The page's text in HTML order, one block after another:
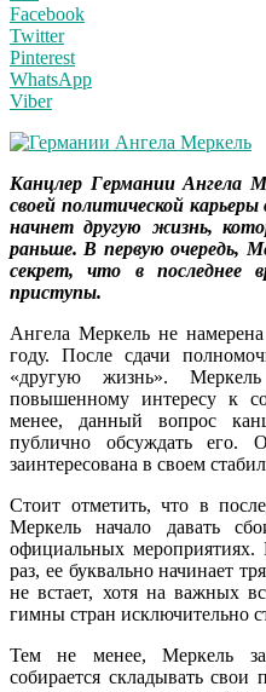
Facebook
Twitter
Pinterest
WhatsApp
Viber
Канцлер Германии Ангела
своей политической
начнет другую жизнь,
раньше. В первую очередь,
секрет, что в последнее
приступы.
Ангела Меркель не
году. После сдачи
«другую жизнь».
повышенному интересу к
менее, данный вопрос
публично обсуждать его.
заинтересована в своем
Стоит отметить, что в
Меркель начало давать
официальных мероприятиях.
раз, ее буквально начинает
не встает, хотя на важных
гимны стран исключительно
Тем не менее, Меркель
собирается складывать